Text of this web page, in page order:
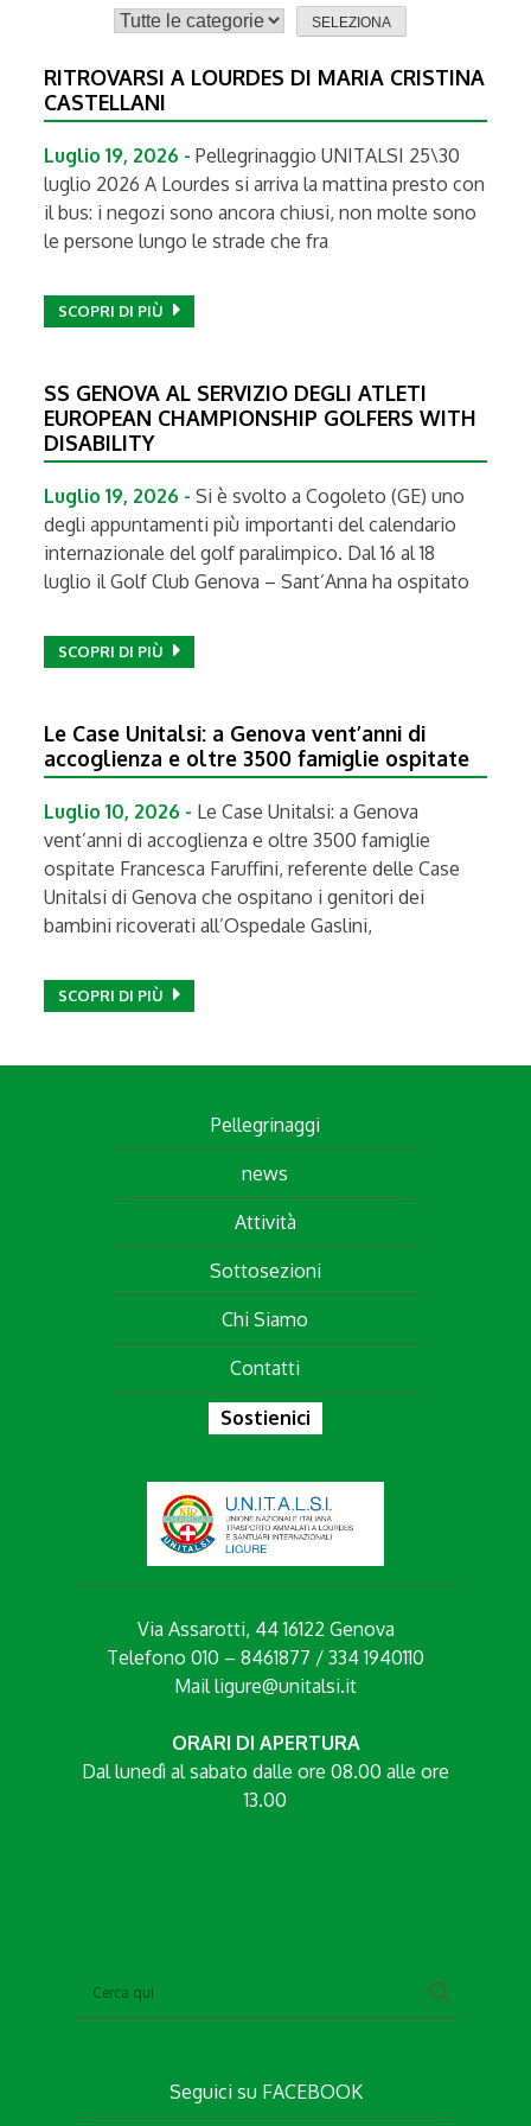
RITROVARSI A LOURDES DI MARIA CRISTINA
CASTELLANI
Luglio 19, 2026 -Pellegrinaggio UNITALSI 25\30
luglio 2026 A Lourdes si arriva la mattina presto con
il bus: i negozi sono ancora chiusi, non molte sono
le persone lungo le strade che fra
SCOPRI DI PIÙ
SS GENOVA AL SERVIZIO DEGLI ATLETI
EUROPEAN CHAMPIONSHIP GOLFERS WITH
DISABILITY
Luglio 19, 2026 -Si è svolto a Cogoleto (GE) uno
degli appuntamenti più importanti del calendario
internazionale del golf paralimpico. Dal 16 al 18
luglio il Golf Club Genova – Sant’Anna ha ospitato
SCOPRI DI PIÙ
Le Case Unitalsi: a Genova vent’anni di
accoglienza e oltre 3500 famiglie ospitate
Luglio 10, 2026 - Le Case Unitalsi: a Genova
vent’anni di accoglienza e oltre 3500 famiglie
ospitate Francesca Faruffini, referente delle Case
Unitalsi di Genova che ospitano i genitori dei
bambini ricoverati all’Ospedale Gaslini,
SCOPRI DI PIÙ
Pellegrinaggi
news
Attività
Sottosezioni
Chi Siamo
Contatti
Sostienici
Via Assarotti, 44 16122 Genova
Telefono 010 – 8461877 / 334 1940110
Mailligure@unitalsi.it
ORARI DI APERTURA
Dal lunedì al sabato dalle ore 08.00 alle ore
13.00
Seguici su FACEBOOK